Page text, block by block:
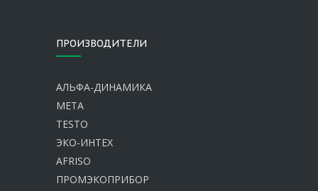
ПРОИЗВОДИТЕЛИ
АЛЬФА-ДИНАМИКА
МЕТА
TESTO
ЭКО-ИНТЕХ
AFRISO
ПРОМЭКОПРИБОР